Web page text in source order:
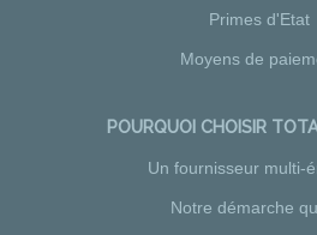
Primes d'Etat
Moyens de
POURQUOI CHOISIR
Un fournisseur multi-
Notre démarche